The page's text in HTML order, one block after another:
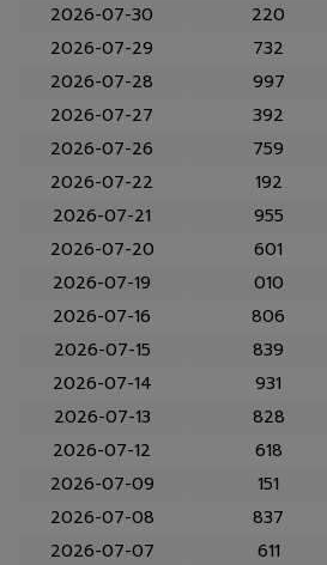
2026-07-30
220
2026-07-29
732
2026-07-28
997
2026-07-27
392
2026-07-26
759
2026-07-22
192
2026-07-21
955
2026-07-20
601
2026-07-19
010
2026-07-16
806
2026-07-15
839
2026-07-14
931
2026-07-13
828
2026-07-12
618
2026-07-09
151
2026-07-08
837
2026-07-07
611